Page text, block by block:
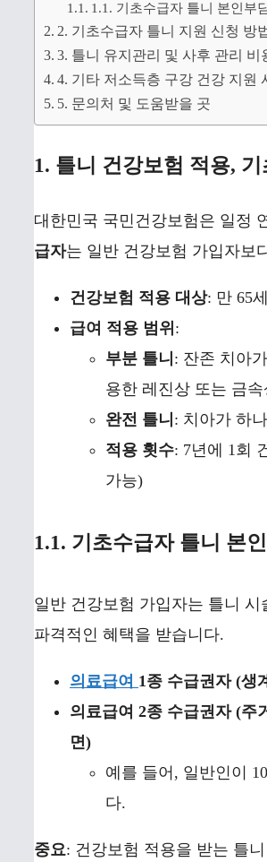
1.1. 기초수급자 틀니 본인부
2. 기초수급자 틀니 지원 신청 방
3. 틀니 유지관리 및 사후 관리 비
4. 기타 저소득층 구강 건강 지원
5. 문의처 및 도움받을 곳
1. 틀니 건강보험 적용,
대한민국 국민건강보험은 일정
급자는 일반 건강보험 가입자보
건강보험 적용 대상: 만 65
급여 적용 범위 :
부분 틀니 : 잔존 치아
용한 레진상 또는 금
완전 틀니 : 치아가 하
적용 횟수: 7년에 1회
가능)
1.1. 기초수급자 틀니 본
일반 건강보험 가입자는 틀니
파격적인 혜택을 받습니다.
의료급여 1종 수급권자 (생
의료급여 2종 수급권자 (주
면)
예를 들어, 일반인이
다.
중요: 건강보험 적용을 받는 틀